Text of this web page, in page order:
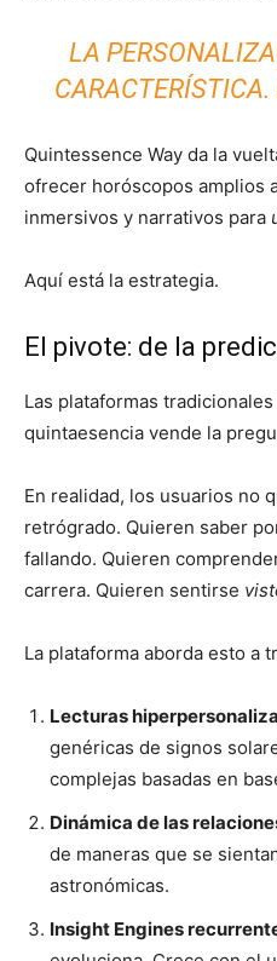
LA
CARACTERÍSTICA.
Quintessence Way da la
ofrecer horóscopos amplios
inmersivos y narrativos para
Aquí está la estrategia.
El pivote: de la
Las plataformas
quintaesencia vende la
En realidad, los usuarios no
retrógrado. Quieren saber
fallando. Quieren
carrera. Quieren sentirse
La plataforma aborda esto a
Lecturas
genéricas de signos
complejas basadas en
Dinámica de las
de maneras que se
astronómicas.
Insight Engines